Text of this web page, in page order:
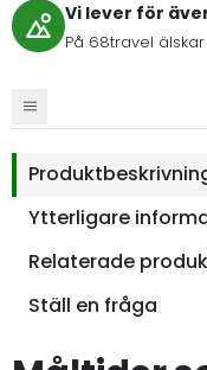
Vi lever för
På 68travel
Ytterligare
Relaterade
Ställ en fråga